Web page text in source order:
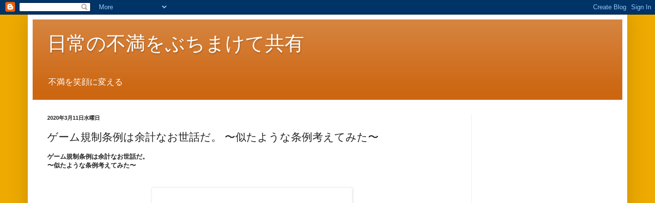
日常の不満をぶちまけて共有
不満を笑顔に変える
2020年3月11日水曜日
ゲーム規制条例は余計なお世話だ。 〜似たような条例考えてみた〜
ゲーム規制条例は余計なお世話だ。
〜似たような条例考えてみた〜